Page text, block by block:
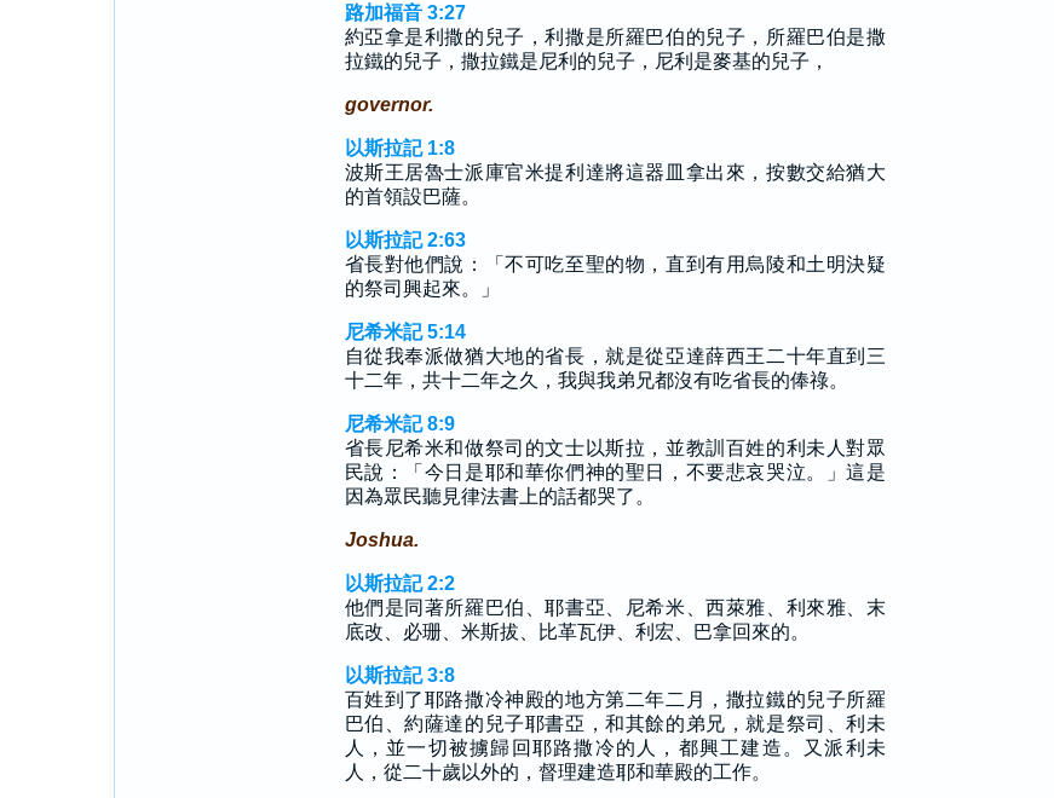
路加福音 3:27
約亞拿是利撒的兒子，利撒是所羅巴伯的兒子，所羅巴伯是撒
拉鐵的兒子，撒拉鐵是尼利的兒子，尼利是麥基的兒子，
governor.
以斯拉記 1:8
波斯王居魯士派庫官米提利達將這器皿拿出來，按數交給猶大
的首領設巴薩。
以斯拉記 2:63
省長對他們說：「不可吃至聖的物，直到有用烏陵和土明決疑
的祭司興起來。」
尼希米記 5:14
自從我奉派做猶大地的省長，就是從亞達薛西王二十年直到三
十二年，共十二年之久，我與我弟兄都沒有吃省長的俸祿。
尼希米記 8:9
省長尼希米和做祭司的文士以斯拉，並教訓百姓的利未人對眾
民說：「今日是耶和華你們神的聖日，不要悲哀哭泣。」這是
因為眾民聽見律法書上的話都哭了。
Joshua.
以斯拉記 2:2
他們是同著所羅巴伯、耶書亞、尼希米、西萊雅、利來雅、末
底改、必珊、米斯拔、比革瓦伊、利宏、巴拿回來的。
以斯拉記 3:8
百姓到了耶路撒冷神殿的地方第二年二月，撒拉鐵的兒子所羅
巴伯、約薩達的兒子耶書亞，和其餘的弟兄，就是祭司、利未
人，並一切被擄歸回耶路撒冷的人，都興工建造。又派利未
人，從二十歲以外的，督理建造耶和華殿的工作。